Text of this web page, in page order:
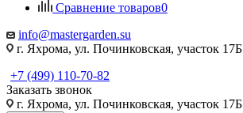
Сравнение товаров0
info@mastergarden.su
г. Яхрома, ул. Починковская, участок 17Б
+7 (499) 110-70-82
Заказать звонок
г. Яхрома, ул. Починковская, участок 17Б